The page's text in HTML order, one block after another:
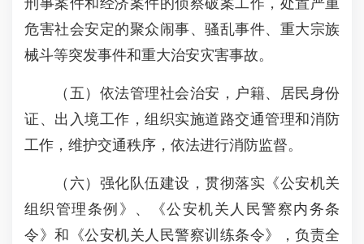
刑事案件和经济案件的侦察破案工作，处置严重
危害社会安定的聚众闹事、骚乱事件、重大宗族
械斗等突发事件和重大治安灾害事故。
（五）依法管理社会治安，户籍、居民身份
证、出入境工作，组织实施道路交通管理和消防
工作，维护交通秩序，依法进行消防监督。
（六）强化队伍建设，贯彻落实《公安机关
组织管理条例》、《公安机关人民警察内务条
令》和《公安机关人民警察训练条令》，负责全